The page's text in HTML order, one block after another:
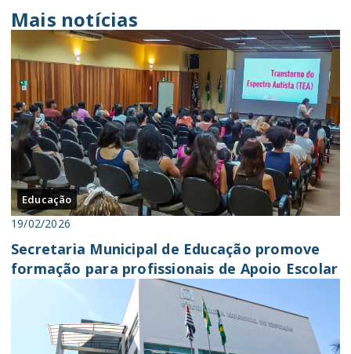
Mais notícias
Educação
19/02/2026
Secretaria Municipal de Educação promove
formação para profissionais de Apoio Escolar